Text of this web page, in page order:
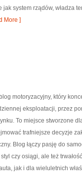
jak system rządów, władza
More ]
motoryzacyjny, który
eksploatacji, przez
To miejsce stworzone
trafniejsze decyzje
Blog łączy pasję do
czy osiągi, ale też
jak i dla wieluletnich